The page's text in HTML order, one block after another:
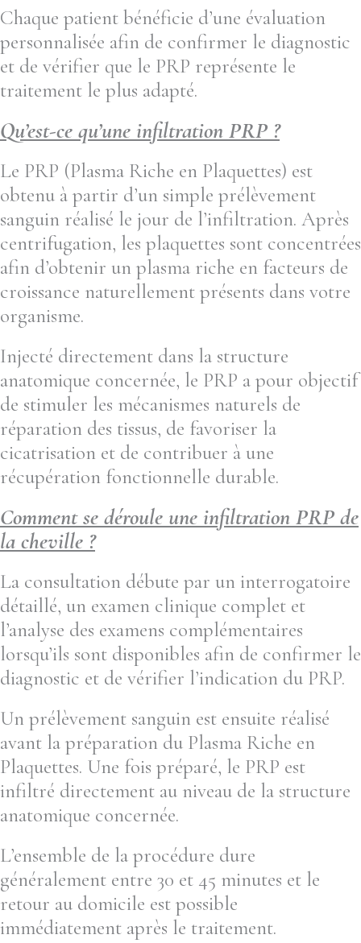
Chaque patient bénéficie d’une évaluation
personnalisée afin de confirmer le diagnostic
et de vérifier que le PRP représente le
traitement le plus adapté.
Qu’est-ce qu’une infiltration PRP ?
Le PRP (Plasma Riche en Plaquettes) est
obtenu à partir d’un simple prélèvement
sanguin réalisé le jour de l’infiltration. Après
centrifugation, les plaquettes sont concentrées
afin d’obtenir un plasma riche en facteurs de
croissance naturellement présents dans votre
organisme.
Injecté directement dans la structure
anatomique concernée, le PRP a pour objectif
de stimuler les mécanismes naturels de
réparation des tissus, de favoriser la
cicatrisation et de contribuer à une
récupération fonctionnelle durable.
Comment se déroule une infiltration PRP de
la cheville ?
La consultation débute par un interrogatoire
détaillé, un examen clinique complet et
l’analyse des examens complémentaires
lorsqu’ils sont disponibles afin de confirmer le
diagnostic et de vérifier l’indication du PRP.
Un prélèvement sanguin est ensuite réalisé
avant la préparation du Plasma Riche en
Plaquettes. Une fois préparé, le PRP est
infiltré directement au niveau de la structure
anatomique concernée.
L’ensemble de la procédure dure
généralement entre 30 et 45 minutes et le
retour au domicile est possible
immédiatement après le traitement.